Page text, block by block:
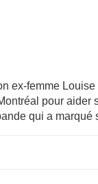
ex-femme
pour aider
qui a marqué